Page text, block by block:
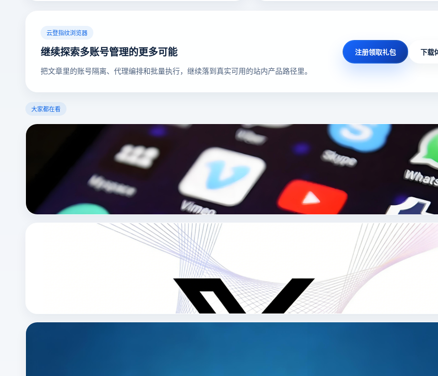
云登指纹浏览器
继续探索多账号管理的更多可能
把文章里的账号隔离、代理编排和批量执行，继续落到真实可用的站内产品路径里。
注册领取礼包 下载
大家都在看